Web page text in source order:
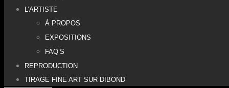
L’ARTISTE
À PROPOS
EXPOSITIONS
FAQ’S
REPRODUCTION
TIRAGE FINE ART SUR DIBOND